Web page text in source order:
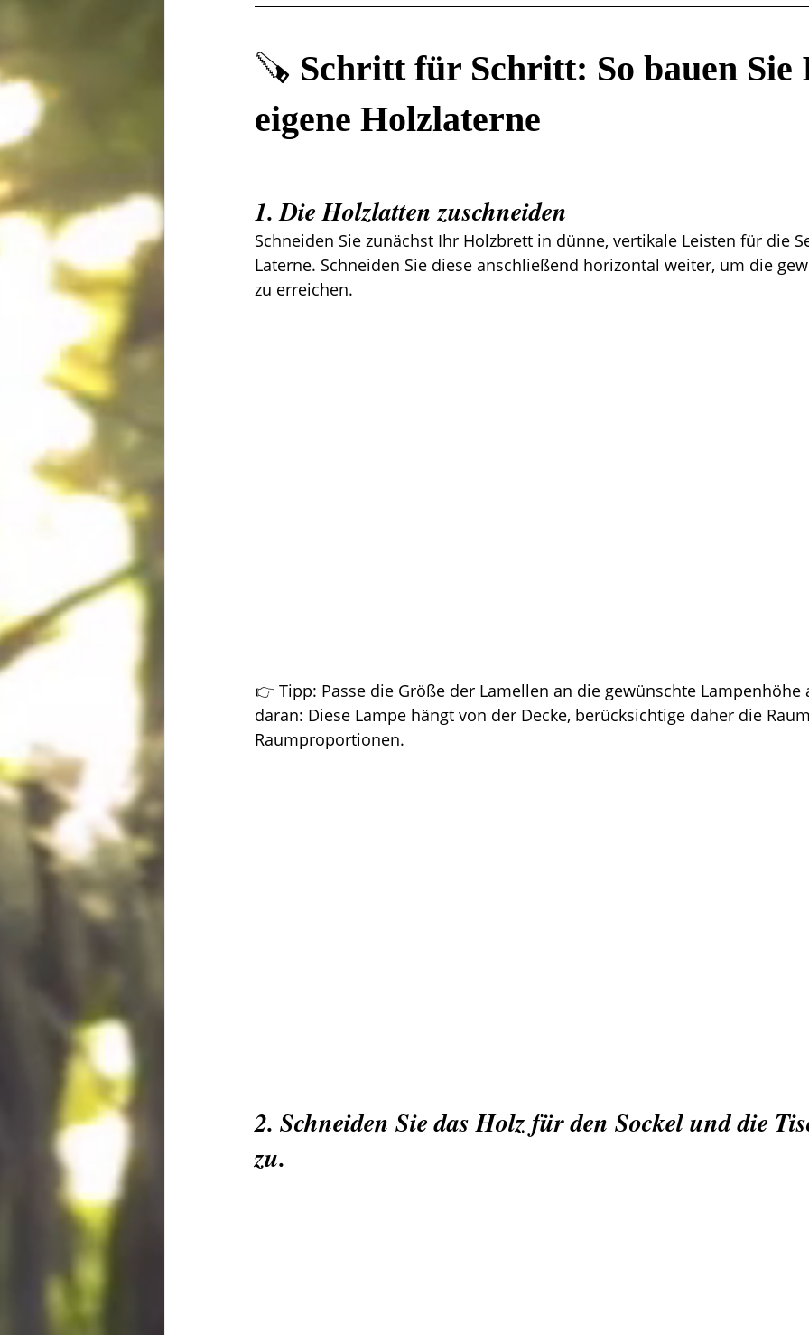
🪚 Schritt für Schritt: So bauen
eigene Holzlaterne
1. Die Holzlatten zuschneiden
Schneiden Sie zunächst Ihr Holzbrett in dünne, vertikale Leisten für die
Laterne. Schneiden Sie diese anschließend horizontal weiter, um die
zu erreichen.
👉 Tipp: Passe die Größe der Lamellen an die gewünschte Lampenhöhe
daran: Diese Lampe hängt von der Decke, berücksichtige daher die
Raumproportionen.
2. Schneiden Sie das Holz für den Sockel und die
zu.